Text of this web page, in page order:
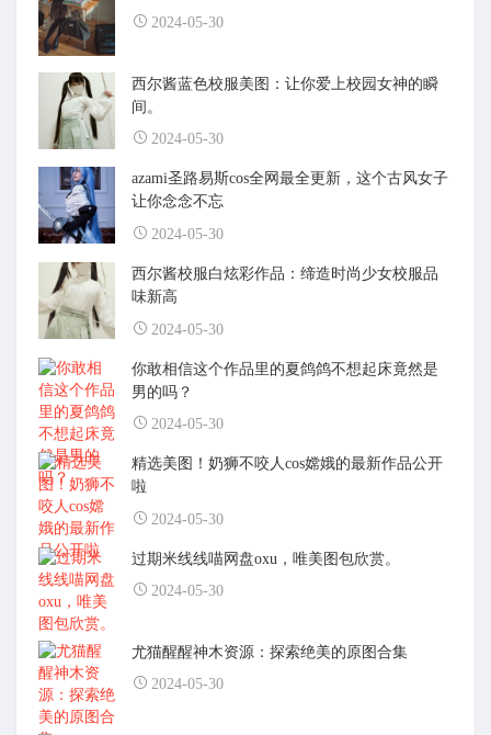
2024-05-30
西尔酱蓝色校服美图：让你爱上校园女神的瞬
间。
2024-05-30
azami圣路易斯cos全网最全更新，这个古风女子
让你念念不忘
2024-05-30
西尔酱校服白炫彩作品：缔造时尚少女校服品
味新高
2024-05-30
你敢相信这个作品里的夏鸽鸽不想起床竟然是
男的吗？
2024-05-30
精选美图！奶狮不咬人cos嫦娥的最新作品公开
啦
2024-05-30
过期米线线喵网盘oxu，唯美图包欣赏。
2024-05-30
尤猫醒醒神木资源：探索绝美的原图合集
2024-05-30